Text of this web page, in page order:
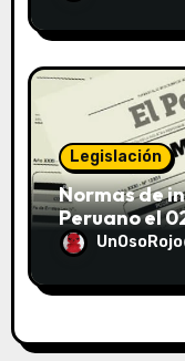
Legislación
Normas de
Peruano el
UnOsoRojo